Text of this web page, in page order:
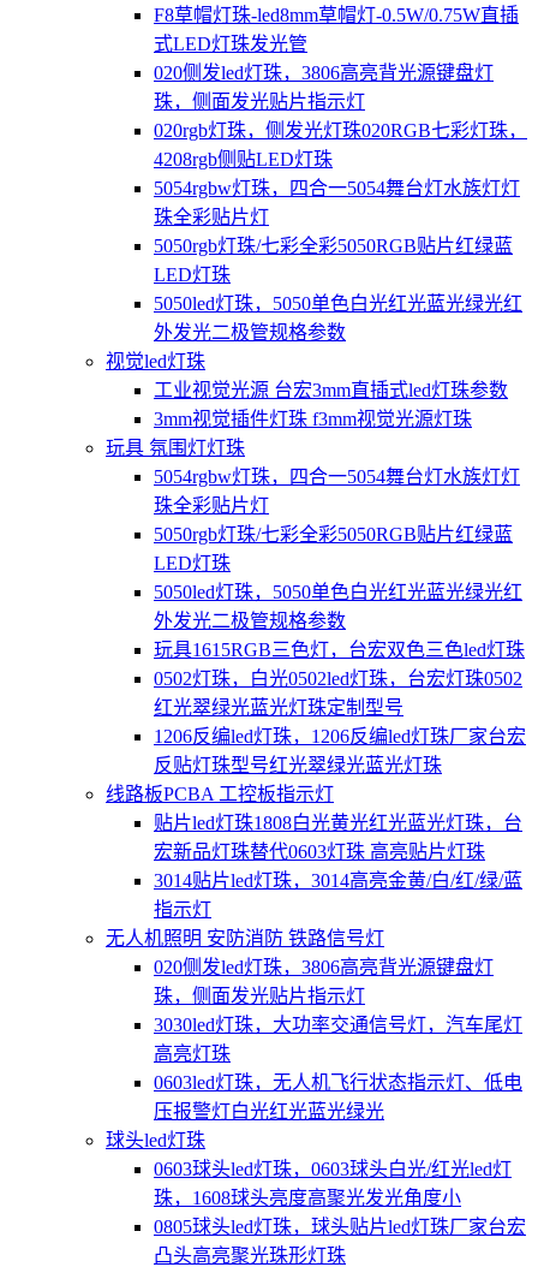
F8草帽灯珠-led8mm草帽灯-0.5W/0.75W直插
式LED灯珠发光管
020侧发led灯珠，3806高亮背光源键盘灯
珠，侧面发光贴片指示灯
020rgb灯珠，侧发光灯珠020RGB七彩灯珠，
4208rgb侧贴LED灯珠
5054rgbw灯珠，四合一5054舞台灯水族灯灯
珠全彩贴片灯
5050rgb灯珠/七彩全彩5050RGB贴片红绿蓝
LED灯珠
5050led灯珠，5050单色白光红光蓝光绿光红
外发光二极管规格参数
视觉led灯珠
工业视觉光源 台宏3mm直插式led灯珠参数
3mm视觉插件灯珠 f3mm视觉光源灯珠
玩具 氛围灯灯珠
5054rgbw灯珠，四合一5054舞台灯水族灯灯
珠全彩贴片灯
5050rgb灯珠/七彩全彩5050RGB贴片红绿蓝
LED灯珠
5050led灯珠，5050单色白光红光蓝光绿光红
外发光二极管规格参数
玩具1615RGB三色灯，台宏双色三色led灯珠
0502灯珠，白光0502led灯珠，台宏灯珠0502
红光翠绿光蓝光灯珠定制型号
1206反编led灯珠，1206反编led灯珠厂家台宏
反贴灯珠型号红光翠绿光蓝光灯珠
线路板PCBA 工控板指示灯
贴片led灯珠1808白光黄光红光蓝光灯珠，台
宏新品灯珠替代0603灯珠 高亮贴片灯珠
3014贴片led灯珠，3014高亮金黄/白/红/绿/蓝
指示灯
无人机照明 安防消防 铁路信号灯
020侧发led灯珠，3806高亮背光源键盘灯
珠，侧面发光贴片指示灯
3030led灯珠，大功率交通信号灯，汽车尾灯
高亮灯珠
0603led灯珠，无人机飞行状态指示灯、低电
压报警灯白光红光蓝光绿光
球头led灯珠
0603球头led灯珠，0603球头白光/红光led灯
珠，1608球头亮度高聚光发光角度小
0805球头led灯珠，球头贴片led灯珠厂家台宏
凸头高亮聚光珠形灯珠